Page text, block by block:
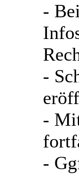
-
-
-
-